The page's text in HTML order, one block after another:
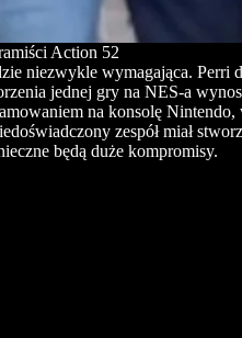
Action 52
niezwykle wymagająca. Perri
jednej gry na NES-a
na konsolę Nintendo,
zespół miał
będą duże kompromisy.